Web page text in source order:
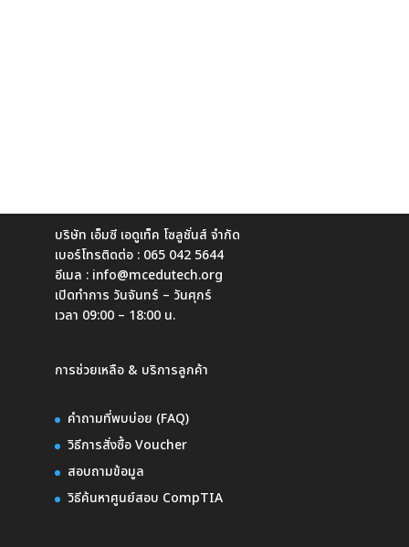
บริษัท เอ็มซี เอดูเท็ค โซลูชั่นส์ จำกัด
เบอร์โทรติดต่อ : 065 042 5644
อีเมล : info@mcedutech.org
เปิดทำการ วันจันทร์ – วันศุกร์
เวลา 09:00 – 18:00 น.
การช่วยเหลือ & บริการลูกค้า
คำถามที่พบบ่อย (FAQ)
วิธีการสั่งซื้อ Voucher
สอบถามข้อมูล
วิธีค้นหาศูนย์สอบ CompTIA